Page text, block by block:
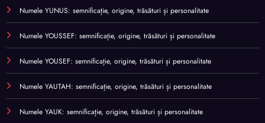
Numele YUNUS: semnificație, origine, trăsături și personalitate
Numele YOUSSEF: semnificație, origine, trăsături și personalitate
Numele YOUSEF: semnificație, origine, trăsături și personalitate
Numele YAUTAH: semnificație, origine, trăsături și personalitate
Numele YAUK: semnificație, origine, trăsături și personalitate